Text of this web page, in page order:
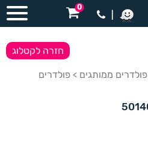
0
פולדרים ממותגים > פולדרים
חזרה לקטלוג